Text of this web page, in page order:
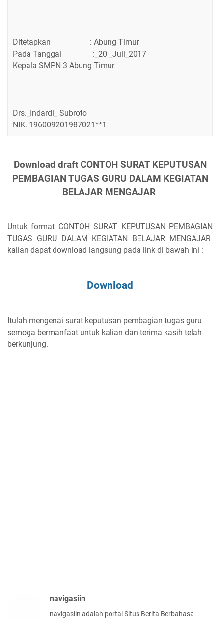
Ditetapkan : Abung Timur
Pada Tanggal :_20 _Juli_2017
Kepala SMPN 3 Abung Timur
Drs._Indardi_ Subroto
NIK. 196009201987021**1
Download draft CONTOH SURAT KEPUTUSAN
PEMBAGIAN TUGAS GURU DALAM KEGIATAN
BELAJAR MENGAJAR
Untuk format CONTOH SURAT KEPUTUSAN PEMBAGIAN
TUGAS GURU DALAM KEGIATAN BELAJAR MENGAJAR
kalian dapat download langsung pada link di bawah ini :
Download
Itulah mengenai surat keputusan pembagian tugas guru
semoga bermanfaat untuk kalian dan terima kasih telah
berkunjung.
navigasiin
navigasiin adalah portal Situs Berita Berbahasa